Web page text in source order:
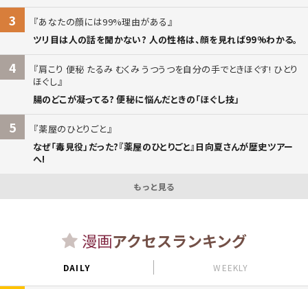
3
あなたの顔には99%理由がある
ツリ目は人の話を聞かない? 人の性格は、顔を見れば99%わかる。
4
肩こり 便秘 たるみ むくみ うつうつを自分の手でときほぐす! ひとり
ほぐし
腸のどこが凝ってる? 便秘に悩んだときの「ほぐし技」
5
薬屋のひとりごと
なぜ「毒見役」だった?『薬屋のひとりごと』日向夏さんが歴史ツアー
へ!
もっと見る
漫画アクセスランキング
DAILY WEEKLY